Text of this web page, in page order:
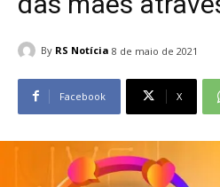
By RS Notícia 8 de maio de 2021
Facebook X